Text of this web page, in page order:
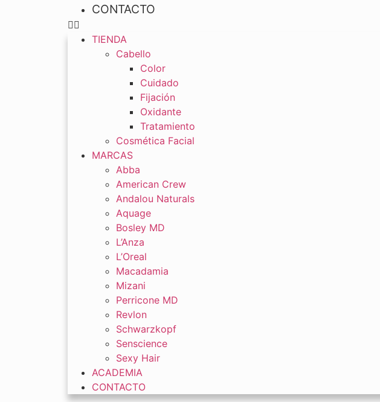
CONTACTO
TIENDA
Cabello
Color
Cuidado
Fijación
Oxidante
Tratamiento
Cosmética Facial
MARCAS
Abba
American Crew
Andalou Naturals
Aquage
Bosley MD
L’Anza
L’Oreal
Macadamia
Mizani
Perricone MD
Revlon
Schwarzkopf
Senscience
Sexy Hair
ACADEMIA
CONTACTO